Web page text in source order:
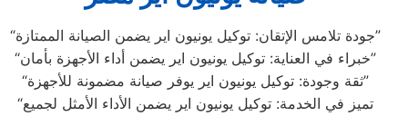
“جودة تلامس الإتقان: توكيل يونيون اير يضمن الصيانة الممتازة”
“خبراء في العناية: توكيل يونيون اير يضمن أداء الأجهزة بأمان”
“ثقة وجودة: توكيل يونيون اير يوفر صيانة مضمونة للأجهزة”
“تميز في الخدمة: توكيل يونيون اير يضمن الأداء الأمثل لجميع